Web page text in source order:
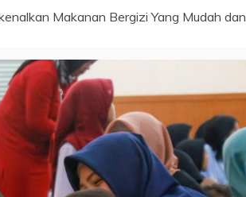
Makanan Bergizi Yang Mudah dan